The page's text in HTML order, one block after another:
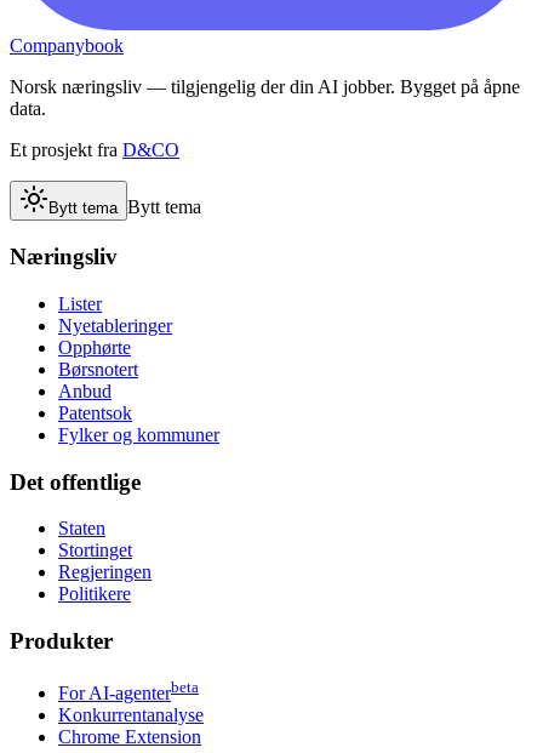
Companybook
Norsk næringsliv — tilgjengelig der din AI jobber. Bygget på åpne
data.
Et prosjekt fra D&CO
Bytt tema Bytt tema
Næringsliv
Lister
Nyetableringer
Opphørte
Børsnotert
Anbud
Patentsok
Fylker og kommuner
Det offentlige
Staten
Stortinget
Regjeringen
Politikere
Produkter
For AI-agenterbeta
Konkurrentanalyse
Chrome Extension